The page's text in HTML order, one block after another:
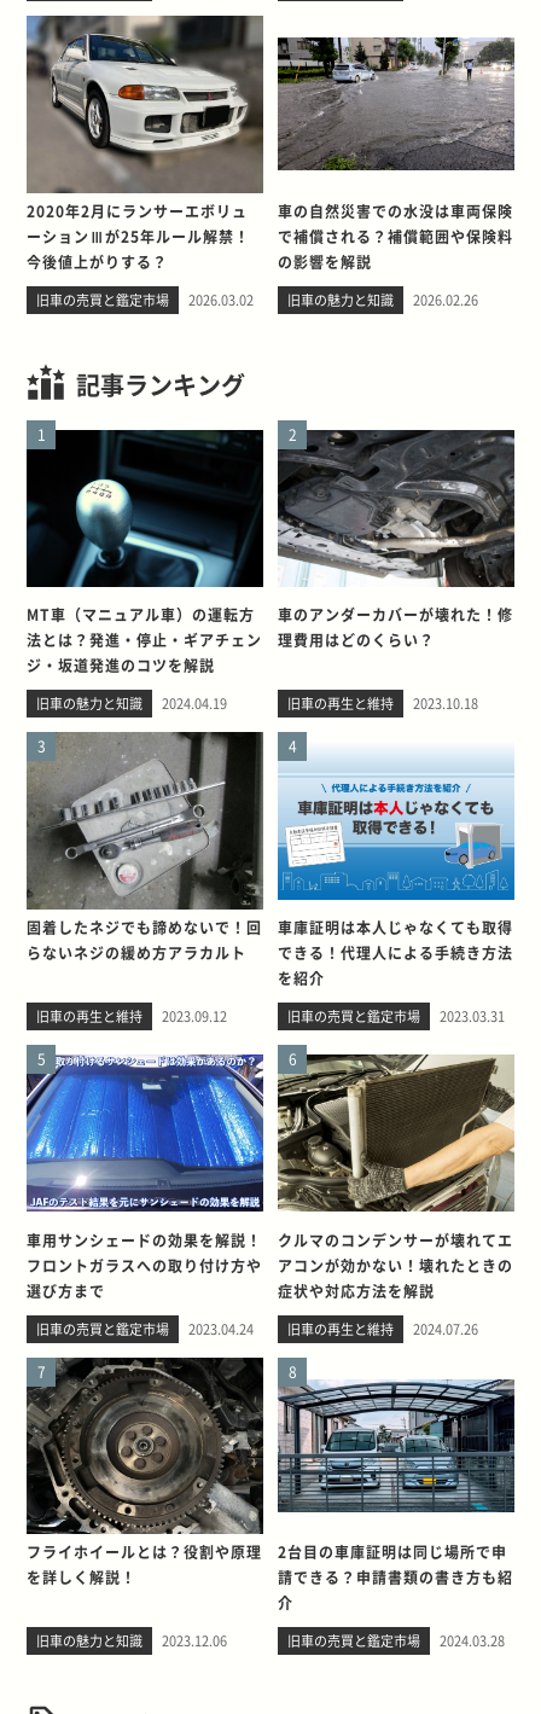
2020年2月にランサーエボリュ
ーションⅢが25年ルール解禁！
今後値上がりする？
旧車の売買と鑑定市場 2026.03.02
車の自然災害での水没は車両保険
で補償される？補償範囲や保険料
の影響を解説
旧車の魅力と知識 2026.02.26
記事ランキング
1
MT車（マニュアル車）の運転方
法とは？発進・停止・ギアチェン
ジ・坂道発進のコツを解説
旧車の魅力と知識 2024.04.19
2
車のアンダーカバーが壊れた！修
理費用はどのくらい？
旧車の再生と維持 2023.10.18
3
固着したネジでも諦めないで！回
らないネジの緩め方アラカルト
旧車の再生と維持 2023.09.12
4
車庫証明は本人じゃなくても取得
できる！代理人による手続き方法
を紹介
旧車の売買と鑑定市場 2023.03.31
5
車用サンシェードの効果を解説！
フロントガラスへの取り付け方や
選び方まで
旧車の売買と鑑定市場 2023.04.24
6
クルマのコンデンサーが壊れてエ
アコンが効かない！壊れたときの
症状や対応方法を解説
旧車の再生と維持 2024.07.26
7
フライホイールとは？役割や原理
を詳しく解説！
旧車の魅力と知識 2023.12.06
8
2台目の車庫証明は同じ場所で申
請できる？申請書類の書き方も紹
介
旧車の売買と鑑定市場 2024.03.28